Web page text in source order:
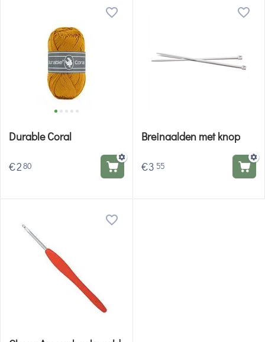
Durable Coral
€280
Breinaalden met knop
€3 55